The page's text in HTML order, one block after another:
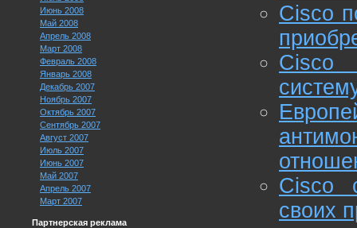
Июнь 2008
Май 2008
Апрель 2008
Март 2008
Февраль 2008
Январь 2008
Декабрь 2007
Ноябрь 2007
Октябрь 2007
Сентябрь 2007
Август 2007
Июль 2007
Июнь 2007
Май 2007
Апрель 2007
Март 2007
Партнерская реклама
Cisco
Cisco
Cisco
своих